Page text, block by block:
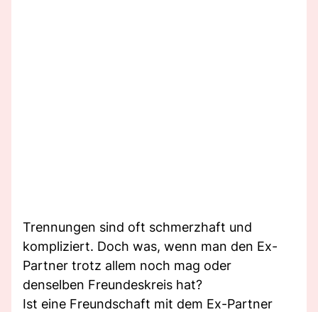
Trennungen sind oft schmerzhaft und
kompliziert. Doch was, wenn man den Ex-
Partner trotz allem noch mag oder
denselben Freundeskreis hat?
Ist eine Freundschaft mit dem Ex-Partner